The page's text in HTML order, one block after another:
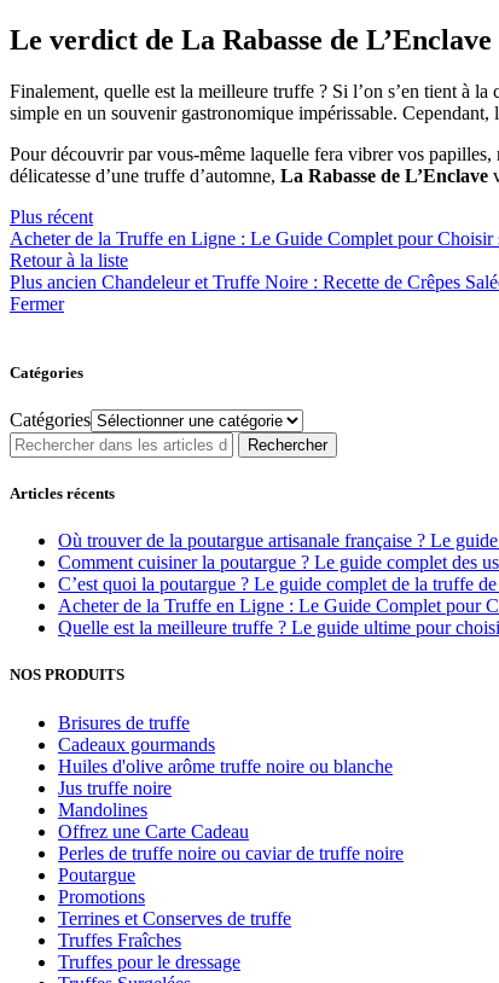
Le verdict de La Rabasse de
Finalement, quelle est la meilleure truffe ? Si l’on s’en tient à
simple en un souvenir gastronomique impérissable.
Pour découvrir par vous-même laquelle fera vibrer vos
délicatesse d’une truffe d’automne, La Rabasse de L’Enclave
Plus récent
Acheter de la Truffe en Ligne : Le Guide Complet pour Choisir
Retour à la liste
Plus ancien Chandeleur et Truffe Noire : Recette de Crêpes
Fermer
Catégories
Catégories
Rechercher
Articles récents
Où trouver de la poutargue artisanale française ? Le
Comment cuisiner la poutargue ? Le guide complet des
C’est quoi la poutargue ? Le guide complet de la truffe
Acheter de la Truffe en Ligne : Le Guide Complet pour
Quelle est la meilleure truffe ? Le guide ultime pour
NOS PRODUITS
Brisures de truffe
Cadeaux gourmands
Huiles d'olive arôme truffe noire ou blanche
Jus truffe noire
Mandolines
Offrez une Carte Cadeau
Perles de truffe noire ou caviar de truffe noire
Poutargue
Promotions
Terrines et Conserves de truffe
Truffes Fraîches
Truffes pour le dressage